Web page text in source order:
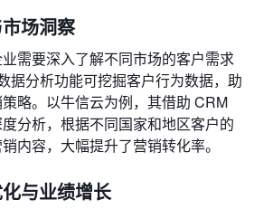
市场洞察
需要深入了解不同市场的客户需求
据分析功能可挖掘客户行为数据，助
略。以牛信云为例，其借助 CRM
分析，根据不同国家和地区客户的
内容，大幅提升了营销转化率。
化与业绩增长